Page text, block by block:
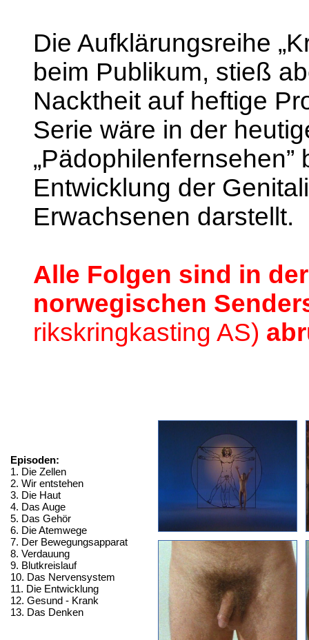
Die Aufklärungsreihe
beim Publikum, stieß
Nacktheit auf heftige
Serie wäre in der
Entwicklung der
Erwachsenen darstellt.
Alle Folgen sind in
norwegischen
rikskringkasting AS)
Episoden:
1. Die Zellen
2. Wir entstehen
3. Die Haut
4. Das Auge
5. Das Gehör
6. Die Atemwege
7. Der Bewegungsapparat
8. Verdauung
9. Blutkreislauf
10. Das Nervensystem
11. Die Entwicklung
12. Gesund - Krank
13. Das Denken